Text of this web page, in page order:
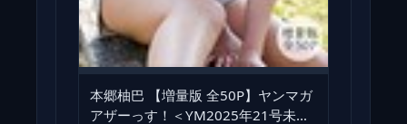
本郷柚巴 【増量版 全50P】ヤンマガ
アザーっす！＜YM2025年21号未公